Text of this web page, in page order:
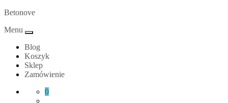
Skip
content
Betonove
Menu
Blog
Koszyk
Sklep
Zamówienie
0